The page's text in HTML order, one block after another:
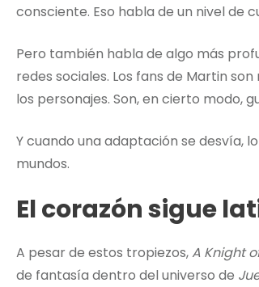
consciente. Eso habla de un nivel de
Pero también habla de algo más
redes sociales. Los fans de Martin
los personajes. Son, en cierto modo,
Y cuando una adaptación se desvía,
mundos.
El corazón sigue
A pesar de estos tropiezos,A Knight
de fantasía dentro del universo de